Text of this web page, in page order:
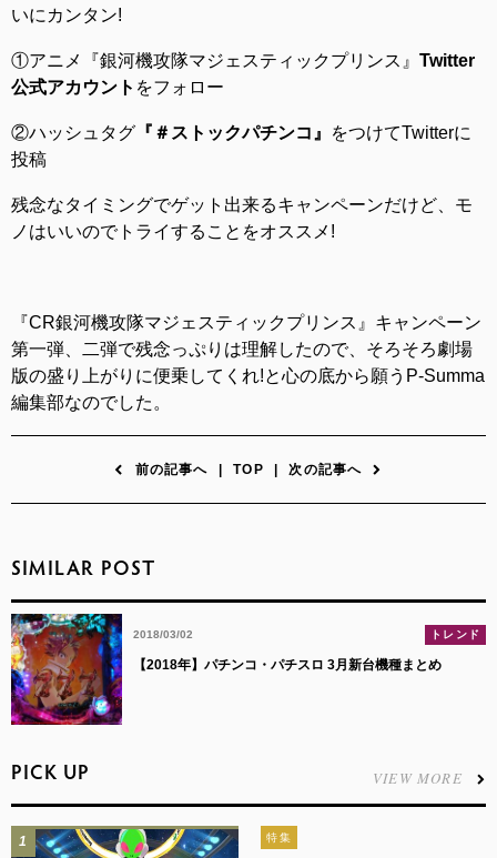
いにカンタン!
①アニメ『銀河機攻隊マジェスティックプリンス』 Twitter
公式アカウント をフォロー
②ハッシュタグ 『＃ストックパチンコ』
をつけてTwitterに
投稿
残念なタイミングでゲット出来るキャンペーンだけど、モ
ノはいいのでトライすることをオススメ!
『CR銀河機攻隊マジェスティックプリンス』キャンペーン
第一弾、二弾で残念っぷりは理解したので、そろそろ劇場
版の盛り上がりに便乗してくれ!と心の底から願うP-Summa
編集部なのでした。
前の記事へ TOP 次の記事へ
SIMILAR POST
2018/03/02 トレンド
【2018年】パチンコ・パチスロ 3月新台機種まとめ
PICK UP VIEW MORE
1 特集